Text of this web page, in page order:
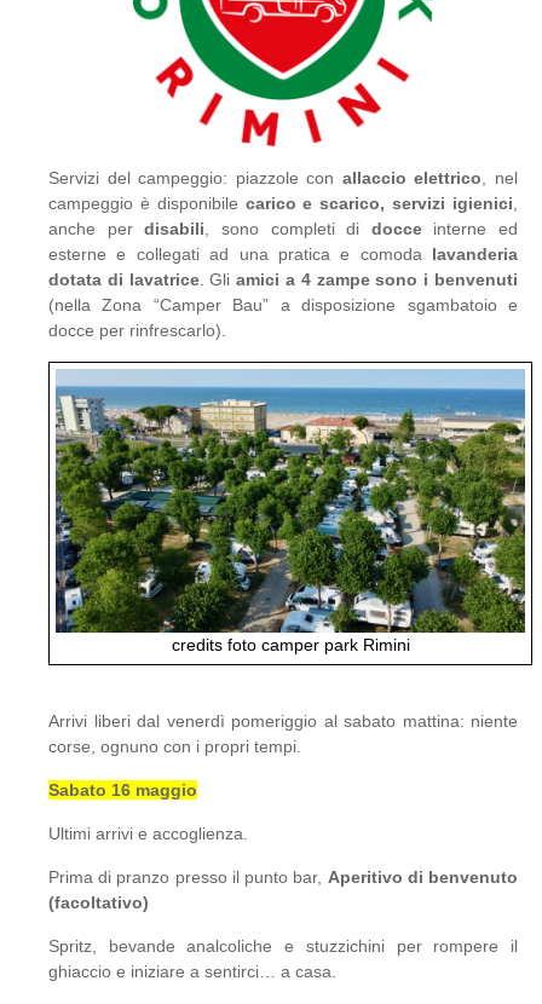
Servizi del campeggio: piazzole con allaccio elettrico , nel
campeggio è disponibile carico e scarico, servizi igienici
anche perdisabili , sono completi di docceinterne ed
esterne e collegati ad una pratica e comoda lavanderia
dotata di lavatrice. Gliamici a 4 zampe sono i benvenuti
(nella Zona “Camper Bau” a disposizione sgambatoio e
docce per rinfrescarlo).
credits foto camper park Rimini
Arrivi liberi dal venerdì pomeriggio al sabato mattina: niente
corse, ognuno con i propri tempi.
Sabato 16 maggio
Ultimi arrivi e accoglienza.
Prima di pranzo presso il punto bar, Aperitivo di benvenuto
(facoltativo)
Spritz, bevande analcoliche e stuzzichini per rompere il
ghiaccio e iniziare a sentirci… a casa.